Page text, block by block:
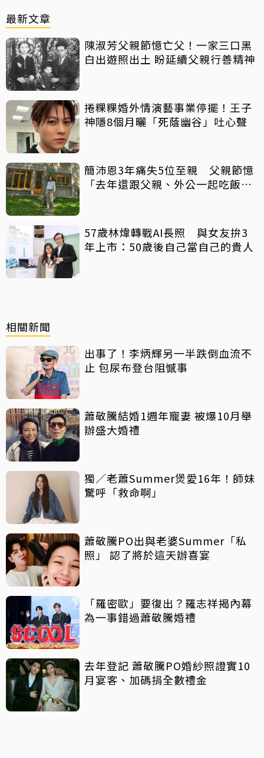
最新文章
陳淑芳父親節憶亡父！一家三口黑
白出遊照出土 盼延續父親行善精神
捲粿粿婚外情演藝事業停擺！王子
神隱8個月曬「死蔭幽谷」吐心聲
簡沛恩3年痛失5位至親 父親節憶
「去年還跟父親、外公一起吃飯聊
57歲林煒轉戰AI長照 與女友拚3
年上市：50歲後自己當自己的貴人
相關新聞
出事了！李炳輝另一半跌倒血流不
止 包尿布登台阻憾事
蕭敬騰結婚1週年寵妻 被爆10月舉
辦盛大婚禮
獨／老蕭Summer煲愛16年！師妹
驚呼「救命啊」
蕭敬騰PO出與老婆Summer「私
照」 認了將於這天辦喜宴
「羅密歐」要復出？羅志祥揭內幕
為一事錯過蕭敬騰婚禮
去年登記 蕭敬騰PO婚紗照證實10
月宴客、加碼捐全數禮金